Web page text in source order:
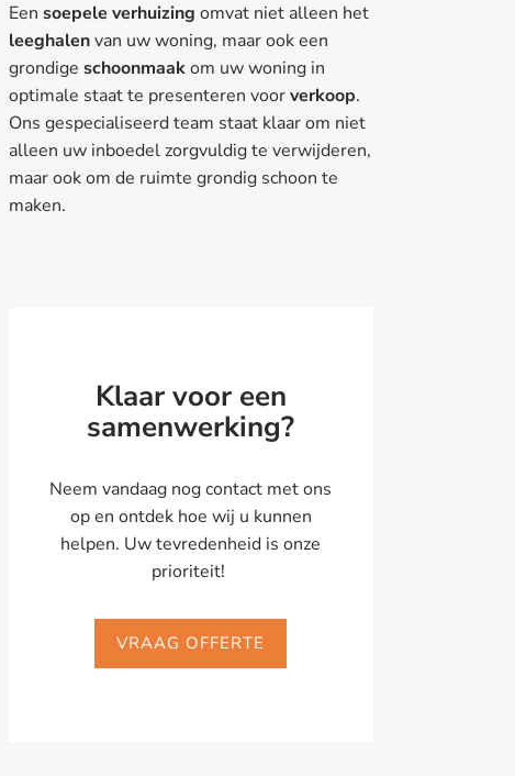
Een soepele verhuizing omvat niet alleen het
leeghalenvan uw woning, maar ook een
grondige schoonmaakom uw woning in
optimale staat te presenteren voorverkoop.
Ons gespecialiseerd team staat klaar om niet
alleen uw inboedel zorgvuldig te verwijderen,
maar ook om de ruimte grondig schoon te
maken.
Klaar voor een
samenwerking?
Neem vandaag nog contact met ons
op en ontdek hoe wij u kunnen
helpen. Uw tevredenheid is onze
prioriteit!
VRAAG OFFERTE